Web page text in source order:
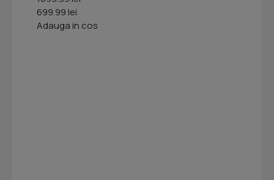
699.99 lei
Adauga in cos